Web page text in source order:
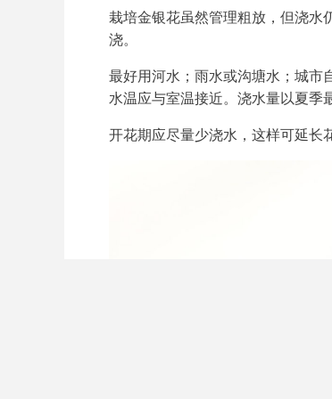
栽培金银花虽然管理粗放，但浇水
浇。
最好用河水；雨水或沟塘水；城市
水温应与室温接近。浇水量以夏季
开花期应尽量少浇水，这样可延长